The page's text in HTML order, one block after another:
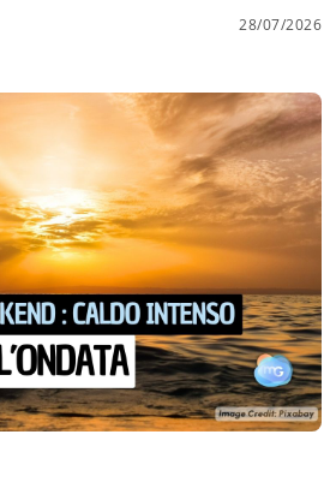
28/07/2026